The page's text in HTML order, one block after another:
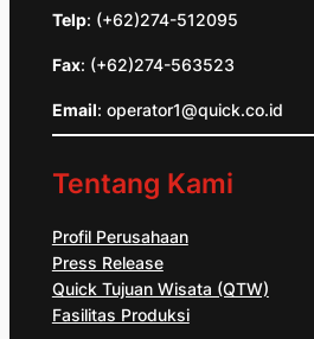
Telp: (+62)274-512095
Fax: (+62)274-563523
Email: operator1@quick.co.id
Tentang Kami
Profil Perusahaan
Press Release
Quick Tujuan Wisata (QTW)
Fasilitas Produksi